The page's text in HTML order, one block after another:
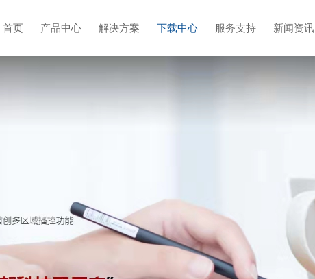
首页 产品中心 解决方案 下载中心 服务支持 新闻资讯